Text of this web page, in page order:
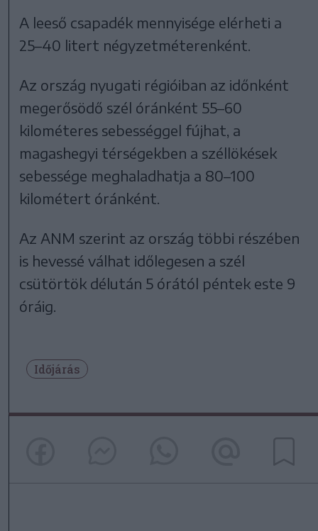
A leeső csapadék mennyisége elérheti a
25–40 litert négyzetméterenként.
Az ország nyugati régióiban az időnként
megerősödő szél óránként 55–60
kilométeres sebességgel fújhat, a
magashegyi térségekben a széllökések
sebessége meghaladhatja a 80–100
kilométert óránként.
Az ANM szerint az ország többi részében
is hevessé válhat időlegesen a szél
csütörtök délután 5 órától péntek este 9
óráig.
Időjárás